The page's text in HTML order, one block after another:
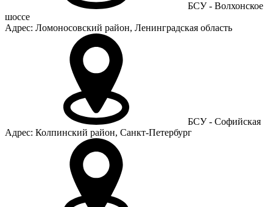
БСУ - Волхонское
шоссе
Адрес: Ломоносовский район, Ленинградская область
БСУ - Софийская
Адрес: Колпинский район, Санкт-Петербург